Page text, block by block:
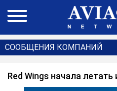
СООБЩЕНИЯ КОМПАНИЙ
Red Wings начала